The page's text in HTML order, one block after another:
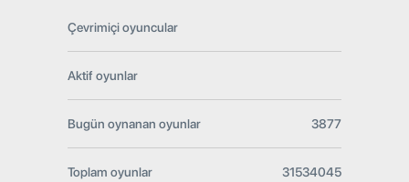
Çevrimiçi oyuncular
Aktif oyunlar
Bugün oynanan oyunlar 3877
Toplam oyunlar 31534045